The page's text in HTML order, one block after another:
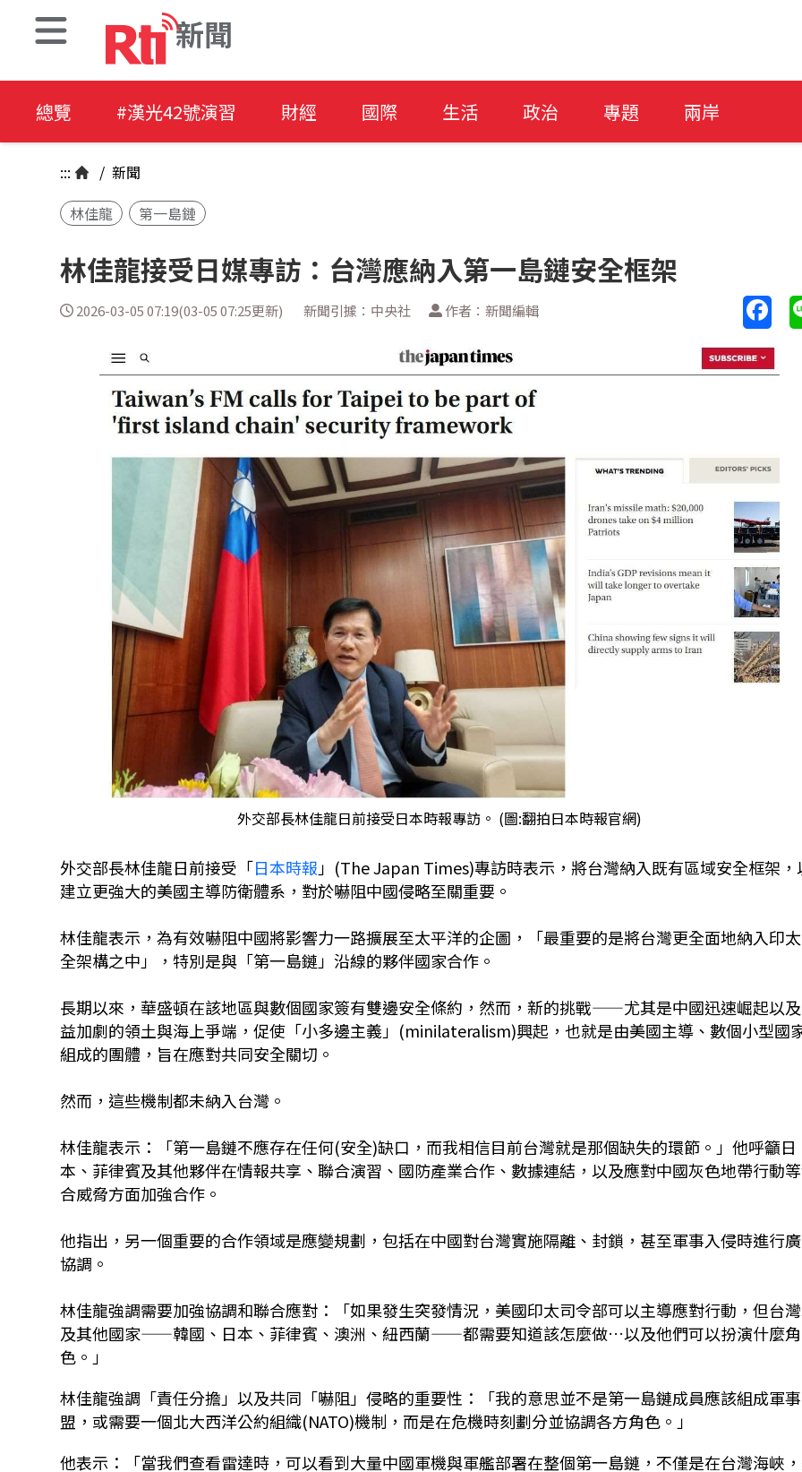
新聞
總覽 #漢光42號演習 財經 國際 生活 政治 專題 兩岸
::: / 新聞
林佳龍
第一島鏈
林佳龍接受日媒專訪：台灣應納入第一島鏈安全框架
2026-03-05 07:19(03-05 07:25更新) 新聞引據：中央社 作者：新聞編輯
外交部長林佳龍日前接受日本時報專訪。 (圖:翻拍日本時報官網)
外交部長林佳龍日前接受「日本時報」(The Japan Times)專訪時表示，將台灣納入既有區域安全框架，
建立更強大的美國主導防衛體系，對於嚇阻中國侵略至關重要。
林佳龍表示，為有效嚇阻中國將影響力一路擴展至太平洋的企圖，「最重要的是將台灣更全面地納入印
全架構之中」，特別是與「第一島鏈」沿線的夥伴國家合作。
長期以來，華盛頓在該地區與數個國家簽有雙邊安全條約，然而，新的挑戰——尤其是中國迅速崛起以
益加劇的領土與海上爭端，促使「小多邊主義」(minilateralism)興起，也就是由美國主導、數個小型國
組成的團體，旨在應對共同安全關切。
然而，這些機制都未納入台灣。
林佳龍表示：「第一島鏈不應存在任何(安全)缺口，而我相信目前台灣就是那個缺失的環節。」他呼籲日
本、菲律賓及其他夥伴在情報共享、聯合演習、國防產業合作、數據連結，以及應對中國灰色地帶行動
合威脅方面加強合作。
他指出，另一個重要的合作領域是應變規劃，包括在中國對台灣實施隔離、封鎖，甚至軍事入侵時進行
協調。
林佳龍強調需要加強協調和聯合應對：「如果發生突發情況，美國印太司令部可以主導應對行動，但台
及其他國家——韓國、日本、菲律賓、澳洲、紐西蘭——都需要知道該怎麼做…以及他們可以扮演什麼角
色。」
林佳龍強調「責任分擔」以及共同「嚇阻」侵略的重要性：「我的意思並不是第一島鏈成員應該組成軍
盟，或需要一個北大西洋公約組織(NATO)機制，而是在危機時刻劃分並協調各方角色。」
他表示：「當我們查看雷達時，可以看到大量中國軍機與軍艦部署在整個第一島鏈，不僅是在台灣海峽